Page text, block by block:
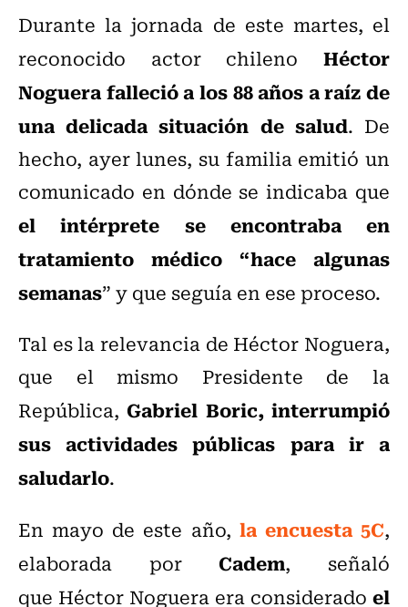
Durante la jornada de este martes, el
reconocido actor chileno Héctor
Noguera falleció a los 88 años a raíz de
una delicada situación de salud. De
hecho, ayer lunes, su familia emitió un
comunicado en dónde se indicaba que
el intérprete se encontraba en
tratamiento médico “hace algunas
semanas” y que seguía en ese proceso.
Tal es la relevancia de Héctor Noguera,
que el mismo Presidente de la
República,Gabriel Boric, interrumpió
sus actividades públicas para ir a
saludarlo.
En mayo de este año, la encuesta 5C,
elaborada porCadem, señaló
que Héctor Noguera era considerado el